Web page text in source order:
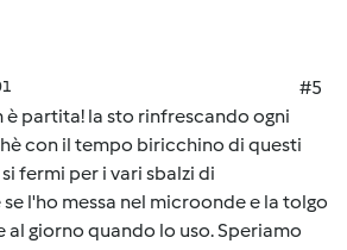
#5
è partita! la sto rinfrescando ogni
con il tempo biricchino di questi
fermi per i vari sbalzi di
l'ho messa nel microonde e la tolgo
al giorno quando lo uso. Speriamo